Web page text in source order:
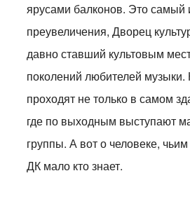
ярусами балконов. Это самый
преувеличения, Дворец
давно ставший культовым
поколений любителей музыки.
проходят не только в самом
где по выходным выступают
группы. А вот о человеке,
ДК мало кто знает.